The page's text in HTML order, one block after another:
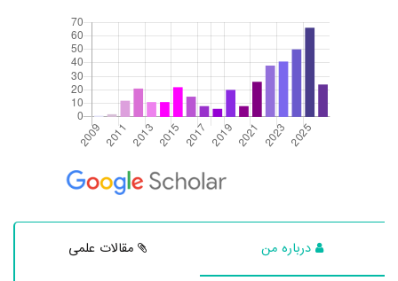
درباره من مقالات علمی